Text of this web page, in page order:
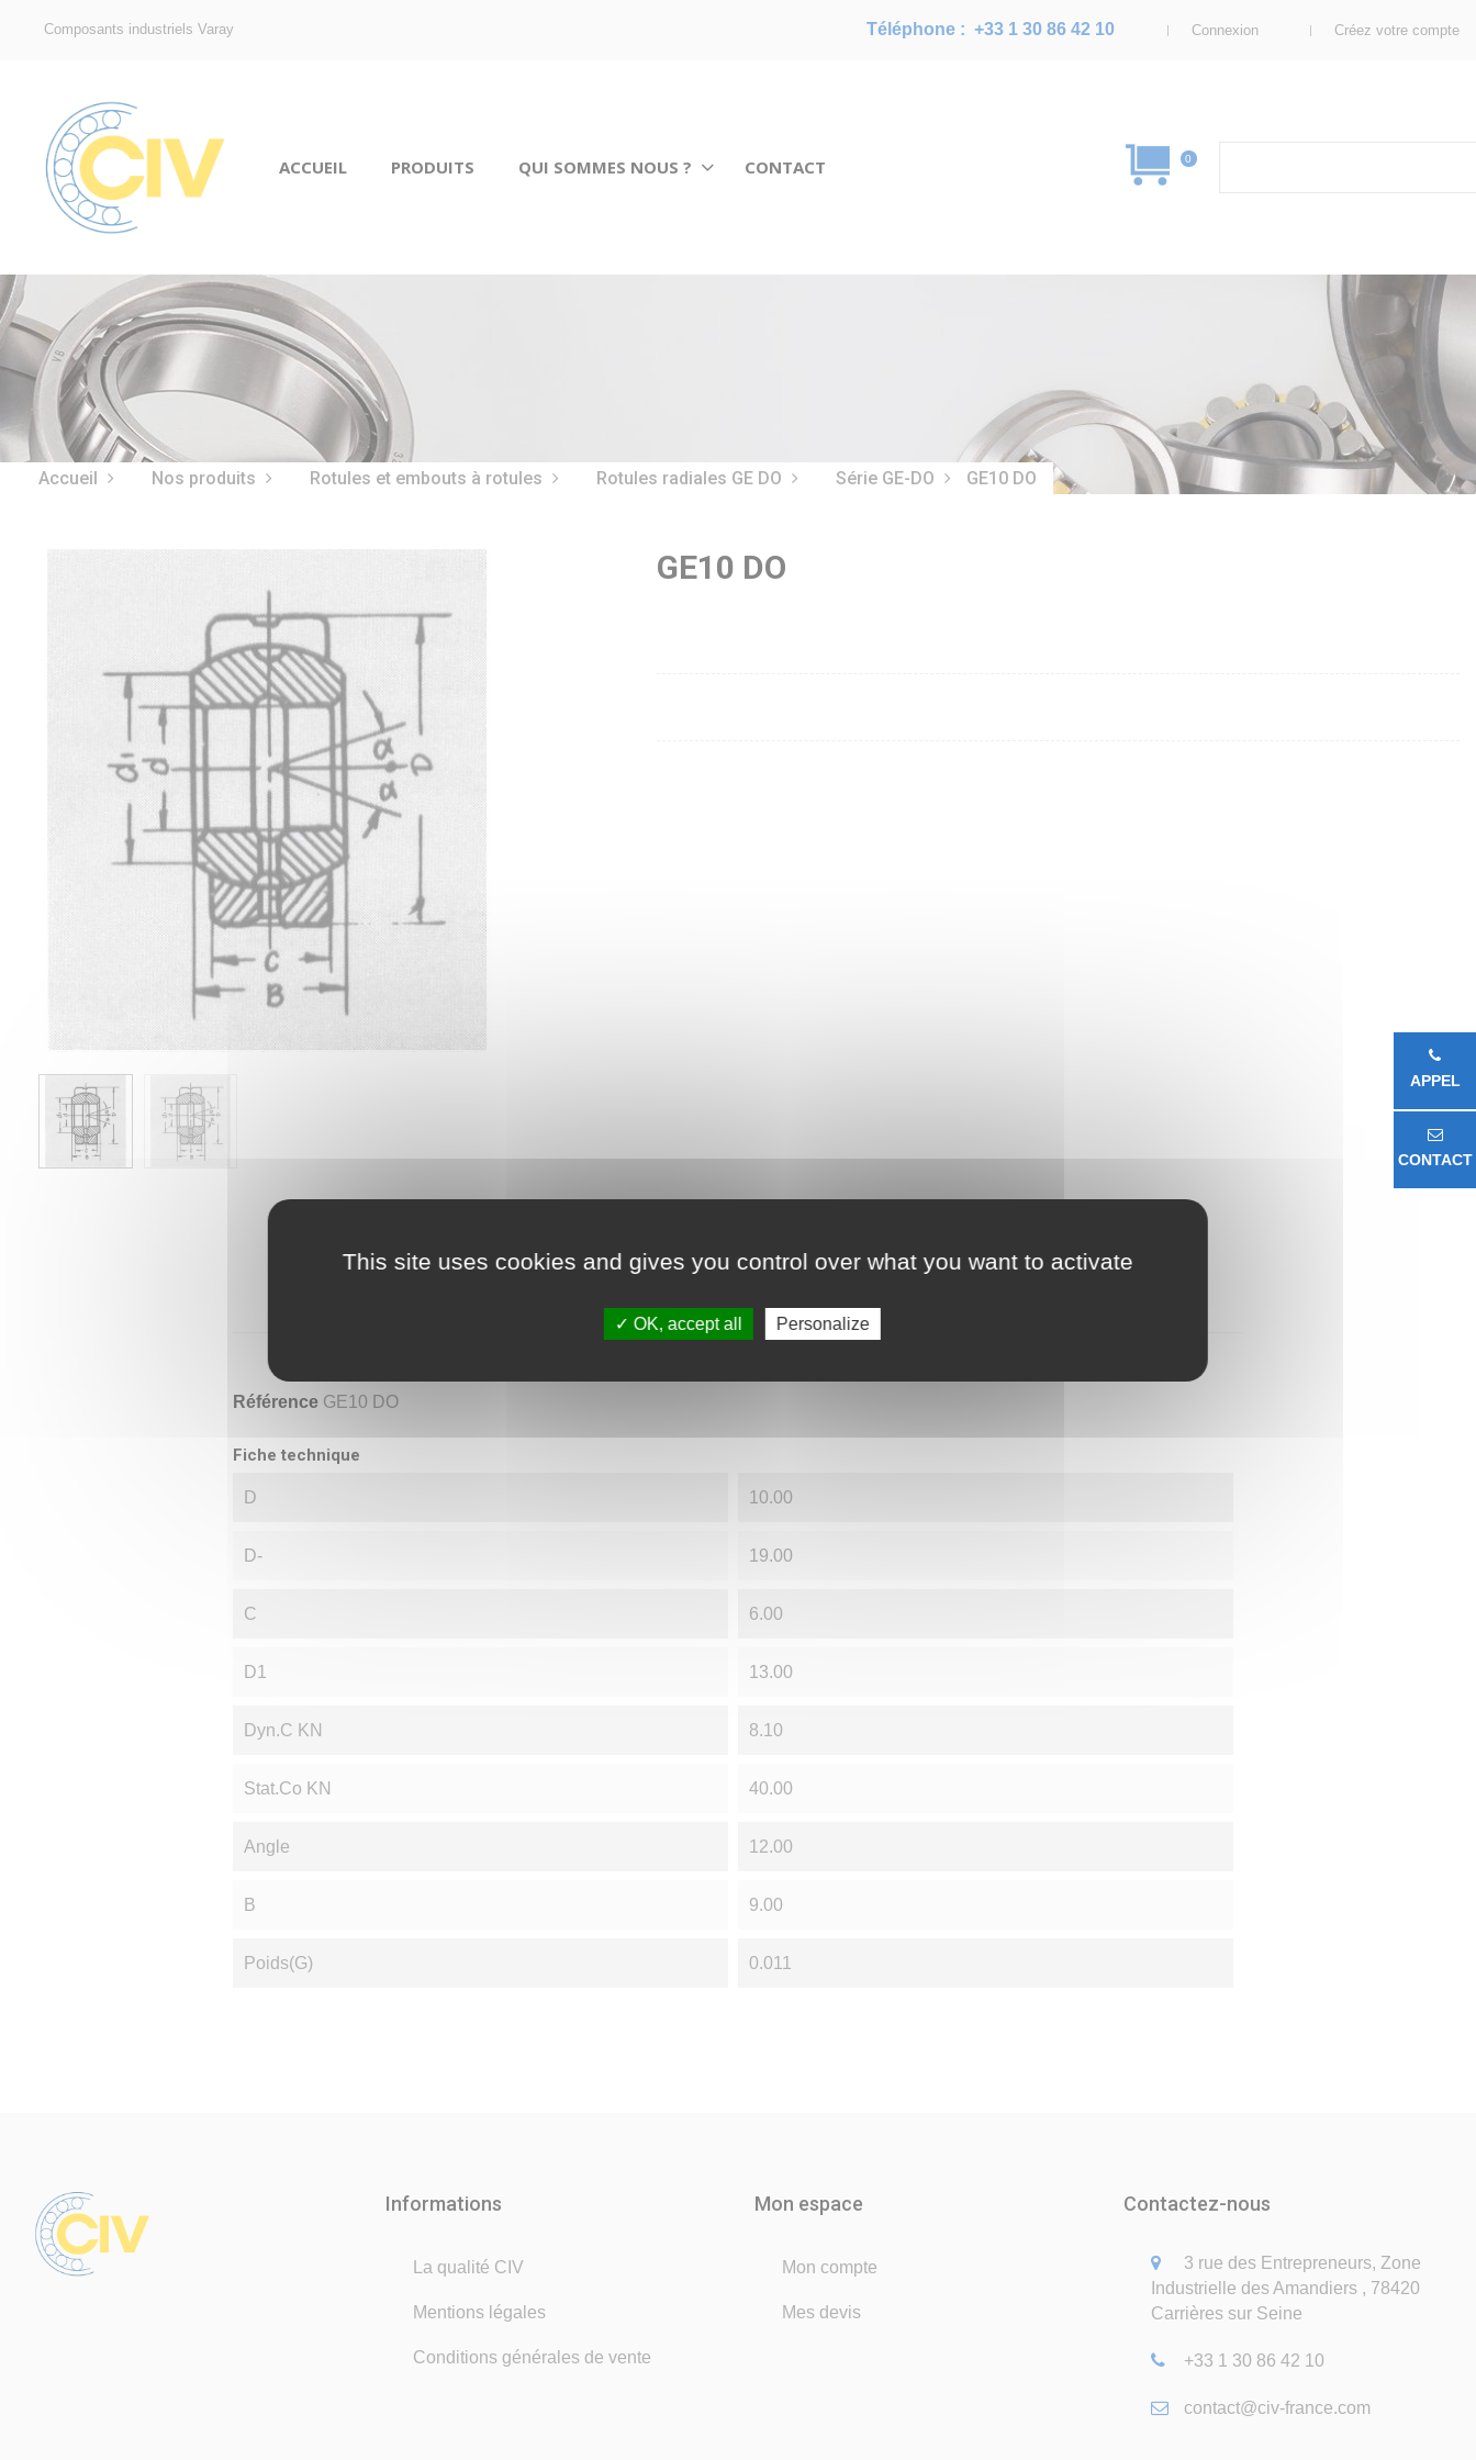
Composants industriels Varay Connexion Créez votre compte
Téléphone : +33 1 30 86 42 10
ACCUEIL PRODUITS QUI SOMMES NOUS ? CONTACT 0
Accueil Nos produits Rotules et embouts à rotules Rotules radiales GE DO Série GE-DO GE10 DO
GE10 DO
Référence GE10 DO
Fiche technique
D 10.00
D- 19.00
C 6.00
D1 13.00
Dyn.C KN 8.10
Stat.Co KN 40.00
Angle 12.00
B 9.00
Poids(g) 0.011
Informations
La qualité CIV
Mentions légales
Conditions générales de vente
Mon espace
Mon compte
Mes devis
Contactez-nous
3 rue des Entrepreneurs, Zone
Industrielle des Amandiers , 78420
Carrières sur Seine
+33 1 30 86 42 10
contact@civ-france.com
APPEL
CONTACT
This site uses cookies and gives you control over what you want to activate
OK, accept all Personalize